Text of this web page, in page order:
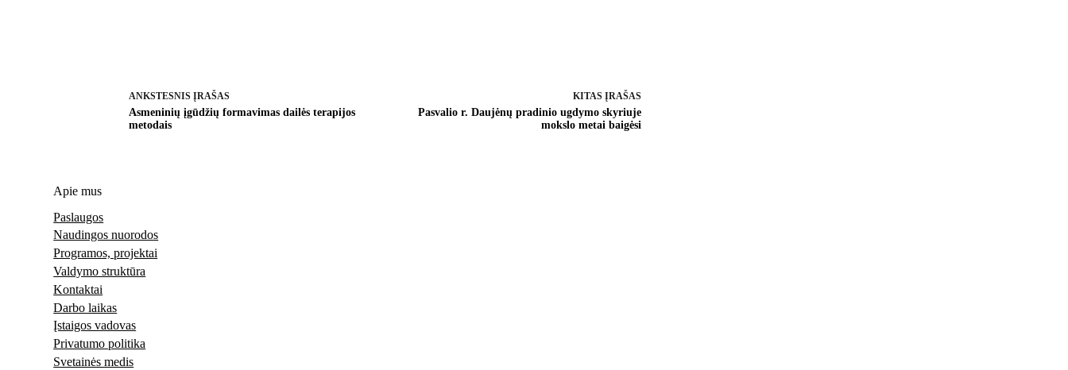
ANKSTESNISĮRAŠAS
Asmeninių įgūdžių formavimas dailės terapijos
metodais
KITAS ĮRAŠAS
Pasvalio r. Daujėnų pradinio ugdymo skyriuje
mokslo metai baigėsi
Apie mus
Paslaugos
Naudingos nuorodos
Programos, projektai
Valdymo struktūra
Kontaktai
Darbo laikas
Įstaigos vadovas
Privatumo politika
Svetainės medis